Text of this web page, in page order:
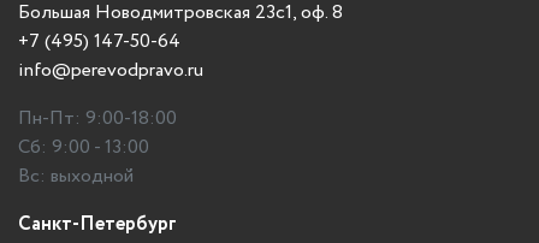
Большая Новодмитровская 23с1, оф. 8
+7 (495) 147-50-64
info@perevodpravo.ru
Пн-Пт: 9:00-18:00
Сб: 9:00 - 13:00
Вс: выходной
Санкт-Петербург